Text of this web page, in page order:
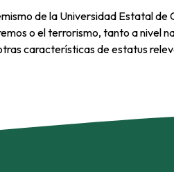
de la Universidad Estatal
o el terrorismo, tanto a nivel
características de estatus